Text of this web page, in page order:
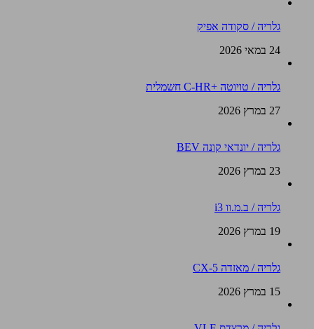
גלריה / סקודה אפיק
24 במאי 2026
גלריה / טויוטה +C-HR חשמלית
27 במרץ 2026
גלריה / יונדאי קונה BEV
23 במרץ 2026
גלריה / ב.מ.וו i3
19 במרץ 2026
גלריה / מאזדה CX-5
15 במרץ 2026